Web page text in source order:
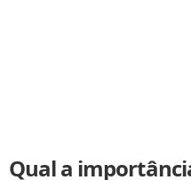
Qual a